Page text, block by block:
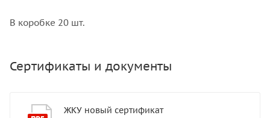
В коробке 20 шт.
Сертификаты и документы
ЖКУ новый сертификат